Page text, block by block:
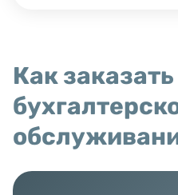
Как заказать